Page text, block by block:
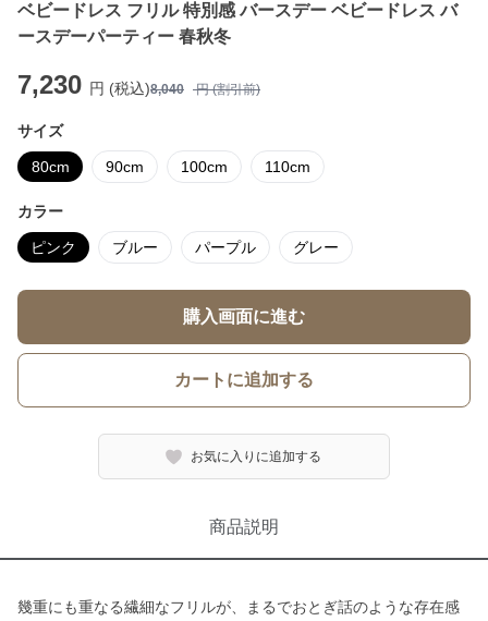
ベビードレス フリル 特別感 バースデー ベビードレス バ
ースデーパーティー 春秋冬
7,230 円 (税込)8,040 円 (割引前)
サイズ
80cm 90cm 100cm 110cm
カラー
ピンク ブルー パープル グレー
購入画面に進む
カートに追加する
お気に入りに追加する
商品説明
幾重にも重なる繊細なフリルが、まるでおとぎ話のような存在感